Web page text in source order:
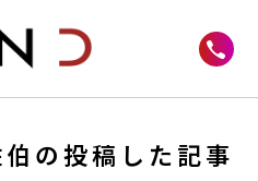
の投稿した記事